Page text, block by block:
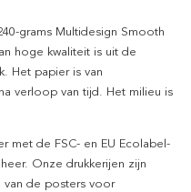
grams Multidesign Smooth
hoge kwaliteit is uit de
Het papier is van
verloop van tijd. Het milieu is
met de FSC- en EU Ecolabel-
Onze drukkerijen zijn
van de posters voor